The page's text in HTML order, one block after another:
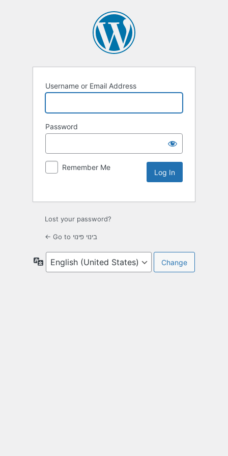
Username or Email Address
Password
Remember Me
Lost your password?
← Go to בינוי פינוי
Language